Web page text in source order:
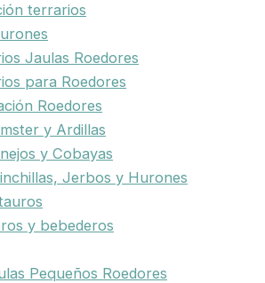
terrarios
Jaulas Roedores
para Roedores
Roedores
y Ardillas
y Cobayas
Jerbos y Hurones
y bebederos
Pequeños Roedores